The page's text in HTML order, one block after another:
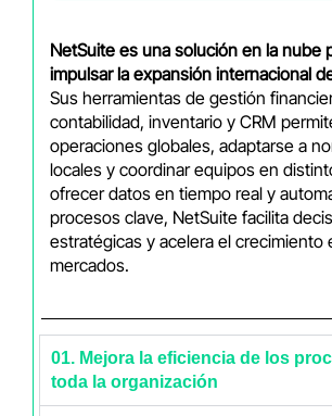
NetSuite es una solución en la nube
impulsar la expansión internacional
Sus herramientas de gestión
contabilidad, inventario y CRM
operaciones globales, adaptarse a
locales y coordinar equipos en
ofrecer datos en tiempo real y
procesos clave, NetSuite facilita
estratégicas y acelera el crecimiento
mercados.
01. Mejora la eficiencia de los
toda la organización